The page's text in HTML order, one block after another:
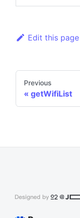
Edit this page
Previous
getWifiList